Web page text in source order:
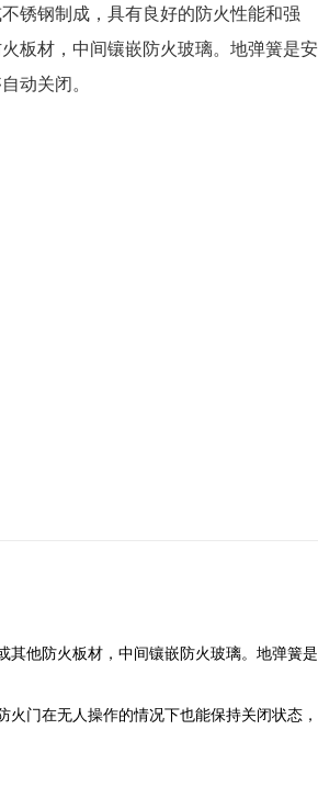
锈钢制成，具有良好的防火性能和强
板材，中间镶嵌防火玻璃。地弹簧是安
动关闭。
其他防火板材，中间镶嵌防火玻璃。地弹簧是
门在无人操作的情况下也能保持关闭状态，